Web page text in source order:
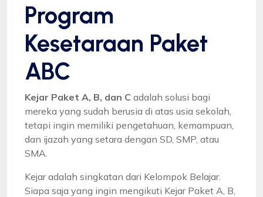
Program
Kesetaraan Paket
ABC
Kejar Paket A, B, dan C adalah solusi bagi
mereka yang sudah berusia di atas usia sekolah,
tetapi ingin memiliki pengetahuan, kemampuan,
dan ijazah yang setara dengan SD, SMP, atau
SMA.
Kejar adalah singkatan dari Kelompok Belajar.
Siapa saja yang ingin mengikuti Kejar Paket A, B,